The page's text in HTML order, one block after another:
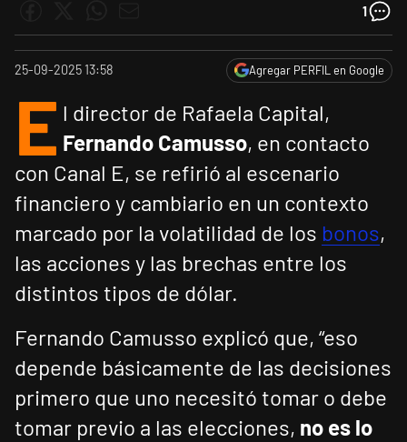
1
25-09-2025 13:58 Agregar PERFIL en Google
E l director de Rafaela Capital,
Fernando Camusso, en contacto
con Canal E, se refirió al escenario
financiero y cambiario en un contexto
marcado por la volatilidad de los bonos,
las acciones y las brechas entre los
distintos tipos de dólar.
Fernando Camusso explicó que, “eso
depende básicamente de las decisiones
primero que uno necesitó tomar o debe
tomar previo a las elecciones, no es lo